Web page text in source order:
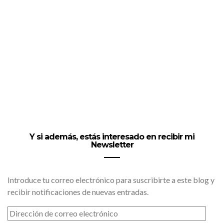
Y si además, estás interesado en recibir mi
Newsletter
Introduce tu correo electrónico para suscribirte a este blog y
recibir notificaciones de nuevas entradas.
DIRECCIÓN
DE